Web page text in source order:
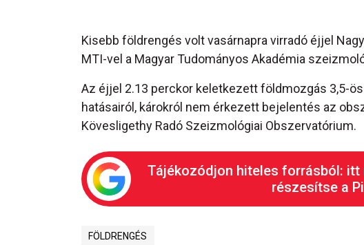
Kisebb földrengés volt vasárnapra virradó éjjel
MTI-vel a Magyar Tudományos Akadémia
Az éjjel 2.13 perckor keletkezett földmozgás 3,5-
hatásairól, károkról nem érkezett bejelentés az
Kövesligethy Radó Szeizmológiai Obszervatórium.
Tájékozódjon hiteles forrásból: itt
részesítse a
FÖLDRENGÉS